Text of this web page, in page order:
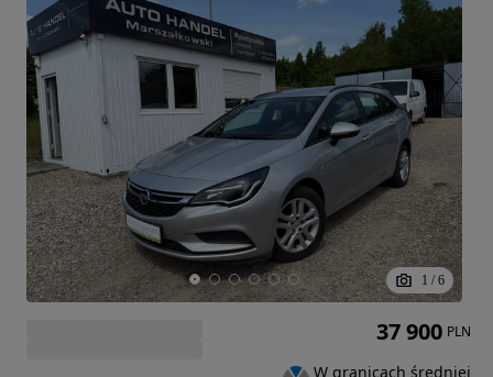
1 / 6
37 900 PLN
W granicach średniej